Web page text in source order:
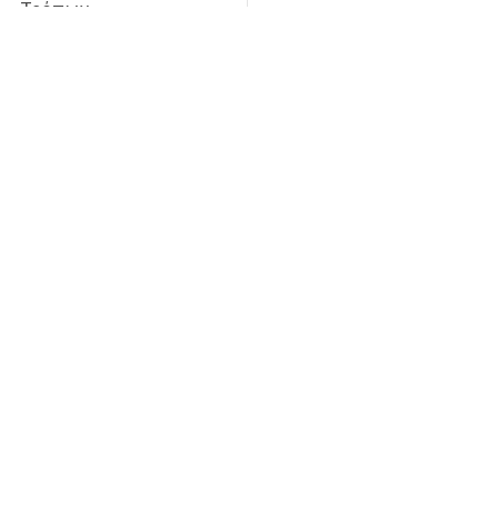
Τρόπων